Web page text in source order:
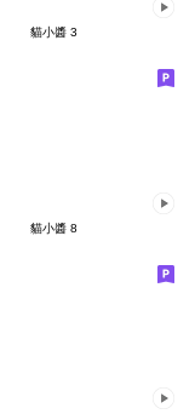
貓小醬 3
貓小醬 8